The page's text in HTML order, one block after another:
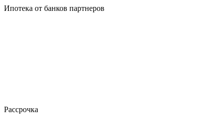
Ипотека от банков партнеров
Рассрочка